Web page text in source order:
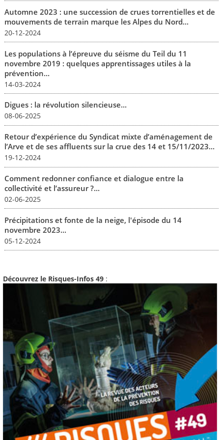
Automne 2023 : une succession de crues torrentielles et de
mouvements de terrain marque les Alpes du Nord...
20-12-2024
Les populations à l’épreuve du séisme du Teil du 11
novembre 2019 : quelques apprentissages utiles à la
prévention...
14-03-2024
Digues : la révolution silencieuse...
08-06-2025
Retour d’expérience du Syndicat mixte d’aménagement de
l’Arve et de ses affluents sur la crue des 14 et 15/11/2023...
19-12-2024
Comment redonner confiance et dialogue entre la
collectivité et l’assureur ?...
02-06-2025
Précipitations et fonte de la neige, l'épisode du 14
novembre 2023...
05-12-2024
Découvrez le Risques-Infos 49 :